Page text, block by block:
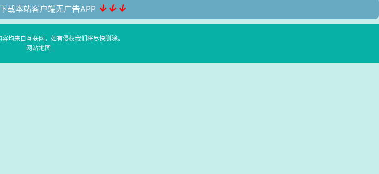
载本站客户端无广告APP ↓↓↓
均来自互联网，如有侵权我们将尽快删除。
网站地图